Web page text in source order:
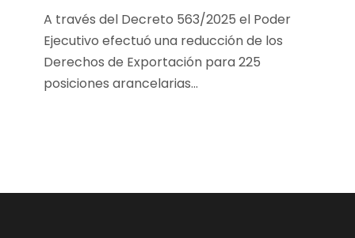
A través del Decreto 563/2025 el Poder
Ejecutivo efectuó una reducción de los
Derechos de Exportación para 225
posiciones arancelarias...